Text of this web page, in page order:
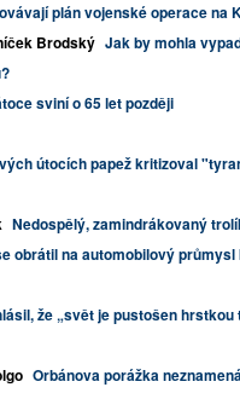
plán vojenské operace na
Brodský Jak by mohla
sviní o 65 let později
útocích papež kritizoval
Nedospělý, zamindrákovaný
obrátil na automobilový
že „svět je pustošen hrstkou
Orbánova porážka